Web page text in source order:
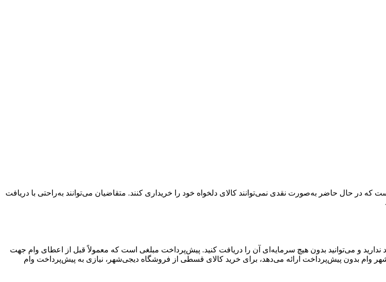
در حال حاضر به‌صورت نقدی نمی‌توانند کالای دلخواه خود را خریداری کنند. متقاضیان می‌توانند به‌راحتی با دریافت
ندارید و می‌توانید بدون هیچ سرمایه‌ای آن را دریافت کنید. پیش‌پرداخت مبلغی است که معمولاً قبل از اعطای وام جهت
وام بدون پیش‌پرداخت ارائه می‌دهد، برای خرید کالای قسطی از فروشگاه دیجی‌شهر، نیازی به پیش‌پرداخت وام